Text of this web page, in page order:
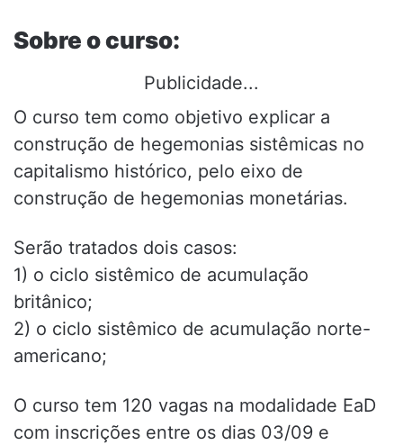
Sobre o curso:
Publicidade...
O curso tem como objetivo explicar a
construção de hegemonias sistêmicas no
capitalismo histórico, pelo eixo de
construção de hegemonias monetárias.
Serão tratados dois casos:
1) o ciclo sistêmico de acumulação
britânico;
2) o ciclo sistêmico de acumulação norte-
americano;
O curso tem 120 vagas na modalidade EaD
com inscrições entre os dias 03/09 e